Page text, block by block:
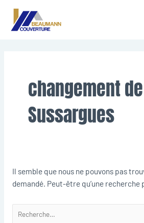
Aller
changement
Sussargues
Il semble que nous ne pouvons pas
demandé. Peut-être qu’une recherche